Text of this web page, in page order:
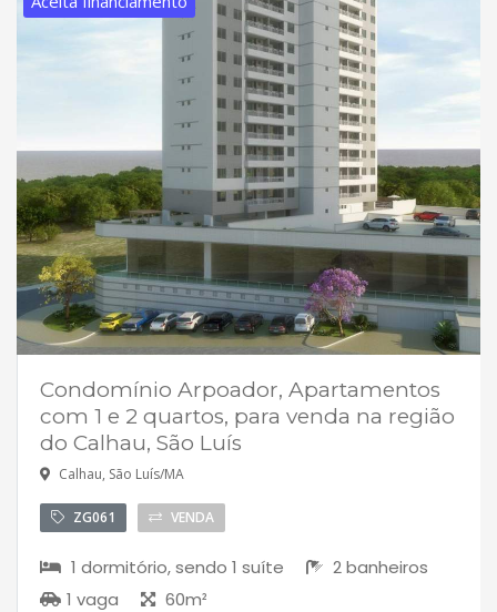
Condomínio Arpoador, Apartamentos
com 1 e 2 quartos, para venda na região
do Calhau, São Luís
Calhau, São Luís/MA
ZG061 VENDA
1 dormitório, sendo 1 suíte
2 banheiros
1 vaga
60m²